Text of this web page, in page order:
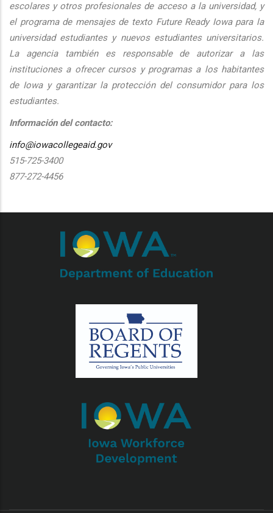
escolares y otros profesionales de acceso a la universidad, y
el programa de mensajes de texto Future Ready Iowa para la
universidad estudiantes y nuevos estudiantes universitarios.
La agencia también es responsable de autorizar a las
instituciones a ofrecer cursos y programas a los habitantes
de Iowa y garantizar la protección del consumidor para los
estudiantes.
Información del contacto:
info@iowacollegeaid.gov
515-725-3400
877-272-4456